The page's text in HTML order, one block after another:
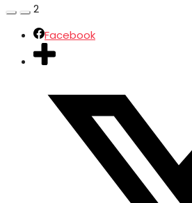
2
Facebook